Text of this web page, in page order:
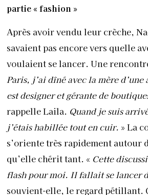
partie « fashion »
Après avoir vendu leur crèche,
savaient pas encore vers quelle
voulaient se lancer. Une
Paris, j’ai dîné avec la mère
est designer et gérante de
rappelle Laila. Quand je suis
j’étais habillée tout en cuir. » La
s’oriente très rapidement autour
qu’elle chérit tant. « Cette
flash pour moi. Il fallait se lancer
souvient-elle, le regard pétillant.